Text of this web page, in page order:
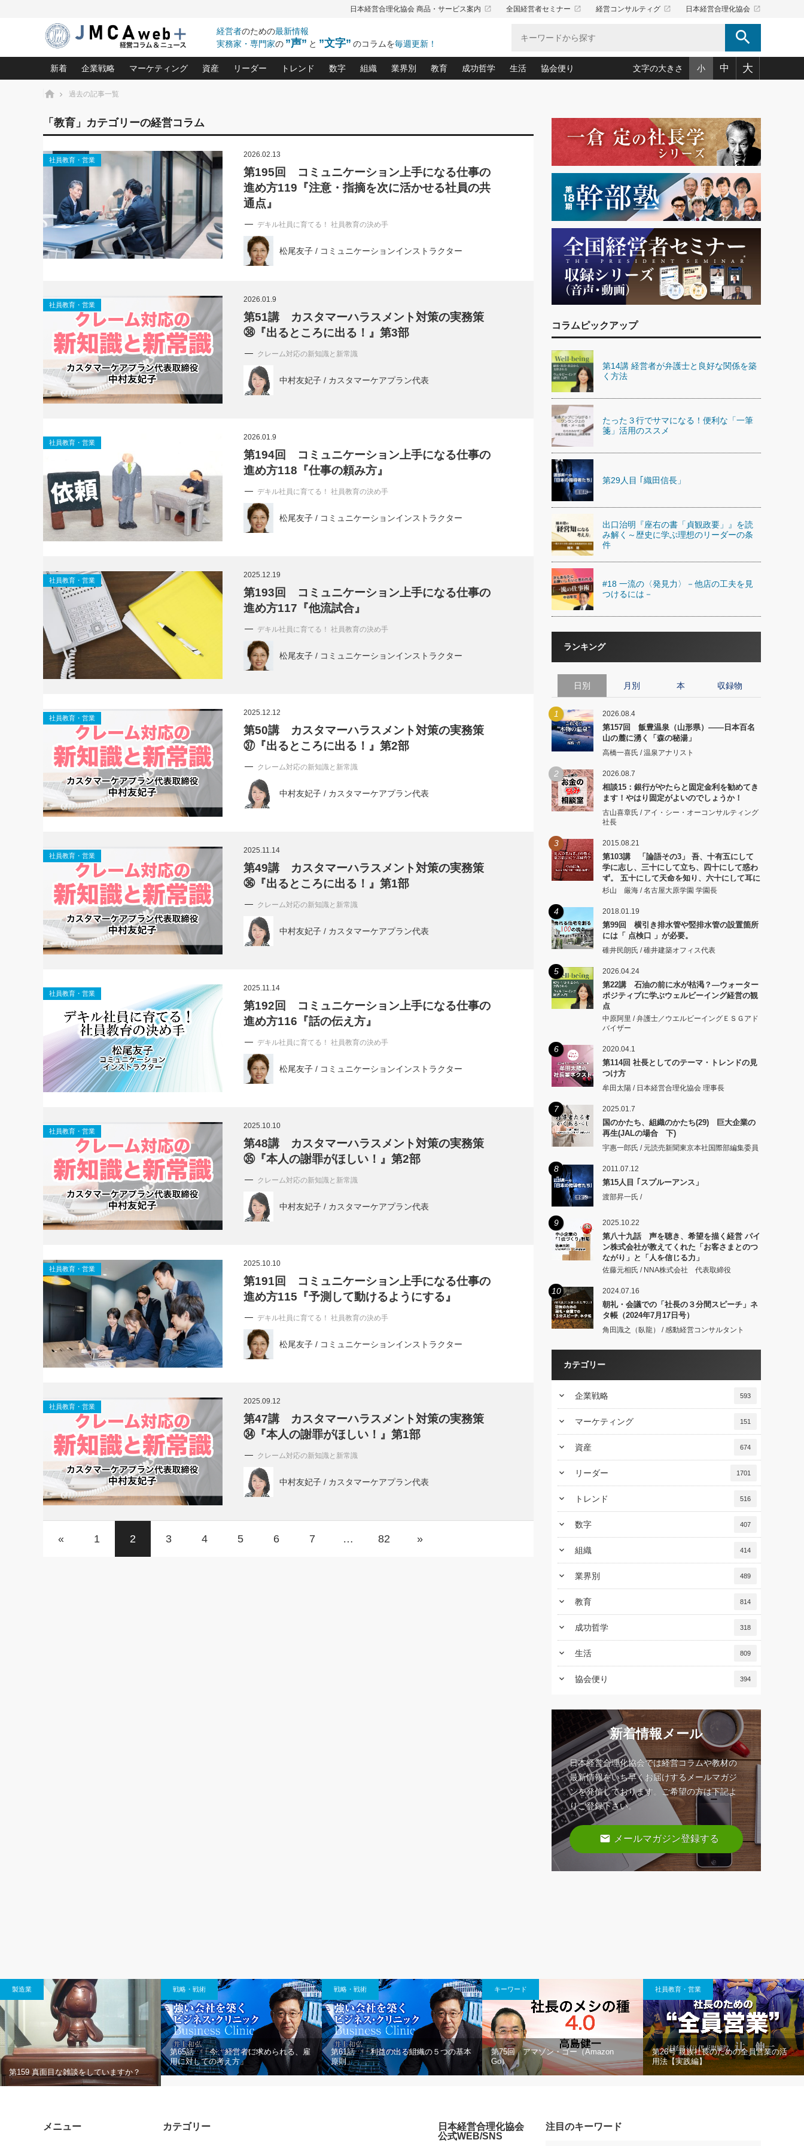
日本経営合理化協会 商品・サービス案内 launch 全国経営者セミナー launch 経営コンサルティグ launch 日本経営合理化協会 launch
経営者のための最新情報
実務家・専門家の ”声” と ”文字” のコラムを毎週更新！ search
新着
2026.08.7
相談15：銀行がやたらと固定金
利を勧めてきます！やはり固定
がよいのでしょうか！
2026.08.7
第153回「内需企業があっとい
う間にグローバル成長企業に」
FOOD & LIFE COMPANIES
朝礼・会議での「社長の３分間
日号）
2026.08.5
第109話 伝統的産品を21世紀
に生かし切る！
第86回 「言葉狩り」
もっとみる
企業戦略
中小企業の「１位づくり」戦略(96)
利益を最大化する「業務改善」横田尚哉氏(5)
強い会社を築く ビジネス・クリニック(240)
日本レーザー「人を大切にしながら利益を上げる経営」の極意
武器としてのM&A入門(3)
社長のための“儲かる通販”戦略視点(151)
継続経営 百話百行(85)
マーケティング
ネット戦略成功の秘訣 圧倒的に儲かる仕組みづくり講座(12)
ビジネスを一瞬で制する！一流グローバル経営者は知ってい
ロングセラーの玉手箱(9)
大復活＆快進撃！ユニバーサルスタジオジャパンの成功要因と
は(5)
最高の自分を表現する 成功イメージ戦略(77)
酒井光雄 成功事例に学ぶ繁栄企業のブランド戦略(39)
資産
どうなる金融業界(39)
中国経済の最新動向(204)
事業承継の前に、決めておきたい、知っておきたい、やってお
きたいコト(12)
会社と社長のための資産管理講座(95)
深読み企業分析(153)
リーダー
ビジネスリーダー×次の一手「牟田太陽の社長業ネクスト」
ピョートル・F・グジバチの『経営戦略の新常識』(12)
指導者たる者かくあるべし(635)
朝礼・会議での「社長の３分間スピーチ」ネタ帳(159)
楠木建の「経営知になる考え方」(57)
次もあなたにお願いしたいと思われる「一流の仕事術」(28)
社長の口ぐせ経営哲学(100)
トレンド
北村森の「今月のヒット商品」(109)
次の売れ筋をつかむ術(102)
数字
おカネが残る決算書にするために、やっておきたいこと(34)
強い決算書の会社はココが違う！(36)
損益分岐点を下げる、Ｐ／Ｌ不況時代の新戦略(12)
賢い社長の「経理財務の見どころ・勘どころ・ツッコミどこ
組織
中小企業の新たな法律リスク(178)
賃金決定の定石(68)
顧客・社員・社会から支持される「ウェルビーイング経営入
業界別
売れる住宅を創る 100の視点(100)
柿内幸夫─社長のための現場改善(174)
教育
あなただからお願いしたいと思われる 気配りの達人(127)
クレーム対応の新知識と新常識(57)
デキル社員に育てる！ 社員教育の決め手(203)
業績アップにつながる！ワンランク上の手紙・メール術(100)
欧米資産家に学ぶ二世教育(100)
成功哲学
中国哲学に学ぶ 不況は会社守成の好機(38)
令和時代の「社長の人間力の磨き方」(86)
先人の名句名言の教え 東洋思想に学ぶ経営学(132)
渡部昇一の「日本の指導者たち」(32)
経営に活かす“十八史略”(30)
生活
おのころ心平の ──社長のための「か・ら・だマネジメント」
デジタルＡＶを味方に！新・仕事術(180)
リーダー脳の鍛え方(32)
ワインを楽しむ基礎レッスン(12)
必読！社長が読むべき今月の4冊(88)
眼と耳で楽しむ読書術(162)
社長の「氣」(30)
米国スポーツ・ビジネスに学ぶ心理学(98)
高橋一喜の『これぞ！"本物の温泉"』(157)
協会便り
「愛読者通信」著者インタビュー(44)
ビジネス見聞録 経営ニュース(100)
作間信司の経営無形庵(けいえいむぎょうあん)(166)
繁栄への着眼点 牟田太陽(76)
講話を聞いて学ぼう 実学・耳学・磨く「ミミガク」のすすめ
(7)
文字の大きさ 小 中 大
ホーム 過去の記事一覧
「教育」カテゴリーの経営コラム
社員教育・営業
2026.02.13
第195回 コミュニケーション上手になる仕事の
進め方119『注意・指摘を次に活かせる社員の共
通点』
デキル社員に育てる！ 社員教育の決め手
松尾友子 / コミュニケーションインストラクター
社員教育・営業
2026.01.9
第51講 カスタマーハラスメント対策の実務策
㊳『出るところに出る！』第3部
クレーム対応の新知識と新常識
中村友妃子 / カスタマーケアプラン代表
社員教育・営業
2026.01.9
第194回 コミュニケーション上手になる仕事の
進め方118『仕事の頼み方』
デキル社員に育てる！ 社員教育の決め手
松尾友子 / コミュニケーションインストラクター
社員教育・営業
2025.12.19
第193回 コミュニケーション上手になる仕事の
進め方117『他流試合』
デキル社員に育てる！ 社員教育の決め手
松尾友子 / コミュニケーションインストラクター
社員教育・営業
2025.12.12
第50講 カスタマーハラスメント対策の実務策
㊲『出るところに出る！』第2部
クレーム対応の新知識と新常識
中村友妃子 / カスタマーケアプラン代表
社員教育・営業
2025.11.14
第49講 カスタマーハラスメント対策の実務策
㊱『出るところに出る！』第1部
クレーム対応の新知識と新常識
中村友妃子 / カスタマーケアプラン代表
社員教育・営業
2025.11.14
第192回 コミュニケーション上手になる仕事の
進め方116『話の伝え方』
デキル社員に育てる！ 社員教育の決め手
松尾友子 / コミュニケーションインストラクター
社員教育・営業
2025.10.10
第48講 カスタマーハラスメント対策の実務策
㉟『本人の謝罪がほしい！』第2部
クレーム対応の新知識と新常識
中村友妃子 / カスタマーケアプラン代表
社員教育・営業
2025.10.10
第191回 コミュニケーション上手になる仕事の
進め方115『予測して動けるようにする』
デキル社員に育てる！ 社員教育の決め手
松尾友子 / コミュニケーションインストラクター
社員教育・営業
2025.09.12
第47講 カスタマーハラスメント対策の実務策
㉞『本人の謝罪がほしい！』第1部
クレーム対応の新知識と新常識
中村友妃子 / カスタマーケアプラン代表
« 1 2 3 4 5 6 7 … 82 »
コラムピックアップ
第14講 経営者が弁護士と良好な関係を築
く方法
たった３行でサマになる！便利な「一筆
箋」活用のススメ
第29人目 ｢織田信長」
出口治明『座右の書「貞観政要」』を読
み解く～歴史に学ぶ理想のリーダーの条
件
#18 一流の〈発見力〉－他店の工夫を見
つけるには－
ランキング
日別 月別 本 収録物
1 2026.08.4
第157回 飯豊温泉（山形県）――日本百名
山の麓に湧く「森の秘湯」
高橋一喜氏 / 温泉アナリスト
2 2026.08.7
相談15：銀行がやたらと固定金利を勧めてき
ます！やはり固定がよいのでしょうか！
古山喜章氏 / アイ・シー・オーコンサルティング
社長
3 2015.08.21
第103講 「論語その3」 吾、十有五にして
学に志し、三十にして立ち、四十にして惑わ
ず。 五十にして天命を知り、六十にして耳に
従い、 七十にして心の欲するところに従いて
杉山 厳海 / 名古屋大原学園 学園長
4 2018.01.19
第99回 横引き排水管や竪排水管の設置箇所
には「 点検口 」が必要。
碓井民朗氏 / 碓井建築オフィス代表
5 2026.04.24
第22講 石油の前に水が枯渇？―ウォーター
ポジティブに学ぶウェルビーイング経営の観
点
中原阿里 / 弁護士／ウエルビーイングＥＳＧアド
バイザー
6 2020.04.1
第114回 社長としてのテーマ・トレンドの見
つけ方
牟田太陽 / 日本経営合理化協会 理事長
7 2025.01.7
国のかたち、組織のかたち(29) 巨大企業の
再生(JALの場合 下)
宇惠一郎氏 / 元読売新聞東京本社国際部編集委員
8 2011.07.12
第15人目 ｢スプルーアンス」
渡部昇一氏 /
9 2025.10.22
第八十九話 声を聴き、希望を描く経営 パイ
ン株式会社が教えてくれた「お客さまとのつ
ながり」と「人を信じる力」
佐藤元相氏 / NNA株式会社 代表取締役
10 2024.07.16
朝礼・会議での「社長の３分間スピーチ」ネ
タ帳（2024年7月17日号）
角田識之（臥龍） / 感動経営コンサルタント
カテゴリー
keyboard_arrow_down 企業戦略 593
keyboard_arrow_down マーケティング 151
keyboard_arrow_down 資産 674
keyboard_arrow_down リーダー 1701
keyboard_arrow_down トレンド 516
keyboard_arrow_down 数字 407
keyboard_arrow_down 組織 414
keyboard_arrow_down 業界別 489
keyboard_arrow_down 教育 814
keyboard_arrow_down 成功哲学 318
keyboard_arrow_down 生活 809
keyboard_arrow_down 協会便り 394
新着情報メール
日本経営合理化協会では経営コラムや教材の
最新情報をいち早くお届けするメールマガジ
ンを発信しております。ご希望の方は下記よ
りご登録下さい。
email メールマガジン登録する
製造業
第159 真面目な雑談をしていますか？
戦略・戦術
第65話 「今、経営者に求められる、雇
用に対しての考え方」
戦略・戦術
第61話 「利益の出る組織の５つの基本
原則」
キーワード
第75回 アマゾン・ゴー（Amazon
Go）
社員教育・営業
第26号 親族社長のための全員営業の活
用法【実践編】
注目のキーワード
日本経営合理化協会
公式WEB/SNS
メニュー カテゴリー